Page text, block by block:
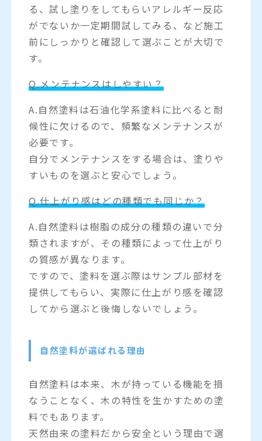
る、試し塗りをしてもらいアレルギー反応
がでないか一定期間試してみる、など施工
前にしっかりと確認して選ぶことが大切で
す。
Q.メンテナンスはしやすい？
A.自然塗料は石油化学系塗料に比べると耐
候性に欠けるので、頻繁なメンテナンスが
必要です。
自分でメンテナンスをする場合は、塗りや
すいものを選ぶと安心でしょう。
Q.仕上がり感はどの種類でも同じか？
A.自然塗料は樹脂の成分の種類の違いで分
類されますが、その種類によって仕上がり
の質感が異なります。
ですので、塗料を選ぶ際はサンプル部材を
提供してもらい、実際に仕上がり感を確認
してから選ぶと後悔しないでしょう。
自然塗料が選ばれる理由
自然塗料は本来、木が持っている機能を損
なうことなく、木の特性を生かすための塗
料でもあります。
天然由来の塗料だから安全という理由で選